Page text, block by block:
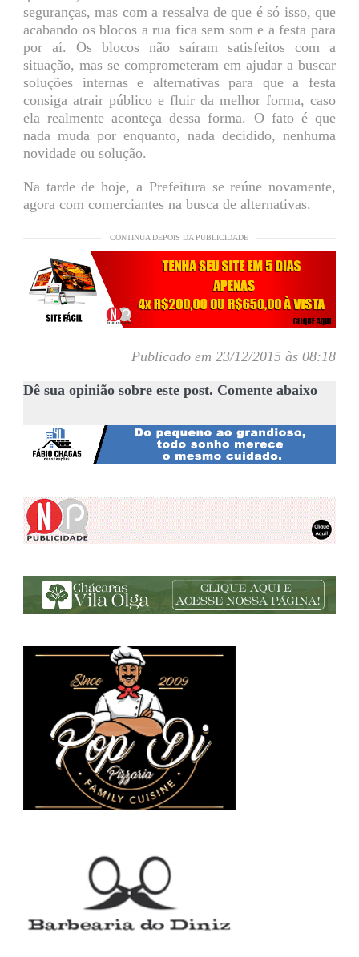
seguranças, mas com a ressalva de que é só isso, que
acabando os blocos a rua fica sem som e a festa para
por aí. Os blocos não saíram satisfeitos com a
situação, mas se comprometeram em ajudar a buscar
soluções internas e alternativas para que a festa
consiga atrair público e fluir da melhor forma, caso
ela realmente aconteça dessa forma. O fato é que
nada muda por enquanto, nada decidido, nenhuma
novidade ou solução.
Na tarde de hoje, a Prefeitura se reúne novamente,
agora com comerciantes na busca de alternativas.
CONTINUA DEPOIS DA PUBLICIDADE
Publicado em 23/12/2015 às 08:18
Dê sua opinião sobre este post. Comente abaixo